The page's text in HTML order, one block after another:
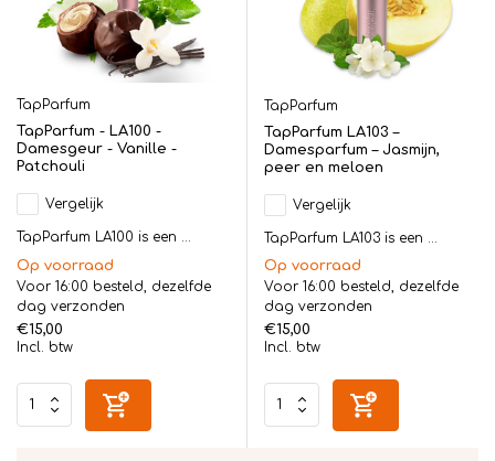
TapParfum
TapParfum - LA100 -
Damesgeur - Vanille -
Patchouli
Vergelijk
TapParfum LA100 is een ...
Op voorraad
Voor 16:00 besteld, dezelfde
dag verzonden
€15,00
Incl. btw
TapParfum
TapParfum LA103 –
Damesparfum – Jasmijn,
peer en meloen
Vergelijk
TapParfum LA103 is een ...
Op voorraad
Voor 16:00 besteld, dezelfde
dag verzonden
€15,00
Incl. btw